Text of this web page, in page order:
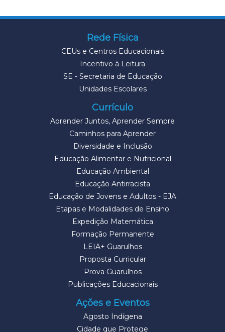
Rede Física
CEUs e Centros Educacionais
Incentivo à Leitura
SE - Secretaria de Educação
Unidades Escolares
Currículo
Aprender Juntos, Aprender Sempre
Caminhos para Aprender
Diversidade e Inclusão
Educação Alimentar e Nutricional
Educação Ambiental
Educação Antirracista
Educação de Jovens e Adultos - EJA
Etapas e Modalidades de Ensino
Expedição Matemática
Formação Permanente
LEIA+ Guarulhos
Proposta Curricular
Prova Guarulhos
Publicações Educacionais
Ações e Eventos
Agosto Indígena
Cidade que Protege